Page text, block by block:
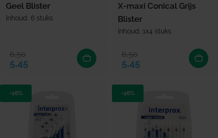
Geel Blister
Inhoud: 6 stuks
Verkoopprijs
5,45
Normale prijs
6,50
X-maxi Conical Grijs
Blister
Inhoud: 1x4 stuks
Verkoopprijs
5,45
Normale prijs
6,50
-16% -16%